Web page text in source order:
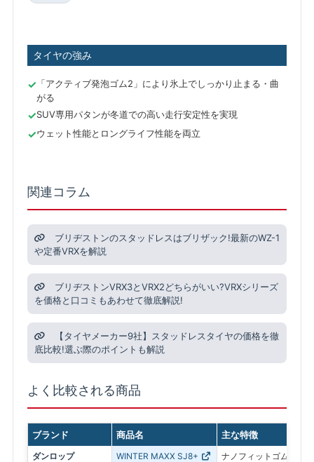
タイヤの強み
「アクティブ発泡ゴム2」により氷上でしっかり止まる・曲
がる
SUV専用パタンが冬道での高い走行安定性を実現
ウェット性能とロングライフ性能を両立
関連コラム
ブリヂストンのスタッドレスはブリザック!最新のWZ-1
や定番VRXを解説
ブリヂストンVRX3とVRX2どちらがいい?VRXシリーズ
を価格と口コミもあわせて徹底解説!
【タイヤメーカー9社】スタッドレスタイヤの価格を徹
底比較!選ぶ際のポイントも解説
よく比較される商品
ブランド 商品名 主な特徴
ダンロップ WINTER MAXX SJ8+
ナノフィットゴムを採